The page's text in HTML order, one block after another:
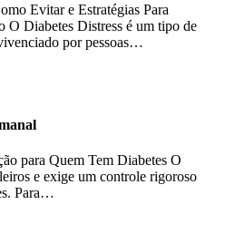
Evitar e Estratégias Para
Diabetes Distress é um tipo de
por pessoas…
para Quem Tem Diabetes O
e exige um controle rigoroso
Para…